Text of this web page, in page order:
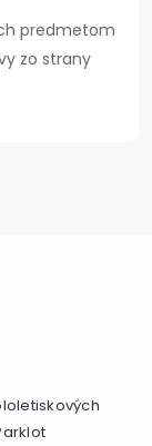
predmetom
zo strany